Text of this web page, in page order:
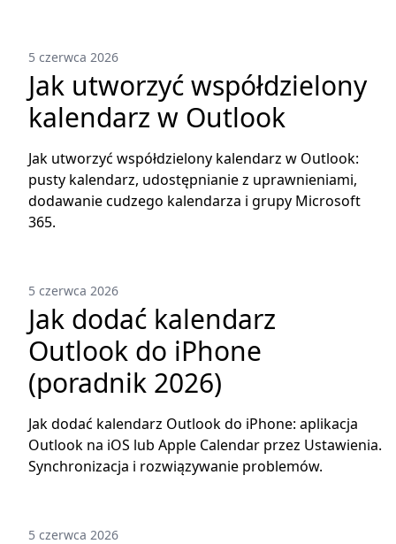
5 czerwca 2026
Jak utworzyć współdzielony
kalendarz w Outlook
Jak utworzyć współdzielony kalendarz w Outlook:
pusty kalendarz, udostępnianie z uprawnieniami,
dodawanie cudzego kalendarza i grupy Microsoft
365.
5 czerwca 2026
Jak dodać kalendarz
Outlook do iPhone
(poradnik 2026)
Jak dodać kalendarz Outlook do iPhone: aplikacja
Outlook na iOS lub Apple Calendar przez Ustawienia.
Synchronizacja i rozwiązywanie problemów.
5 czerwca 2026